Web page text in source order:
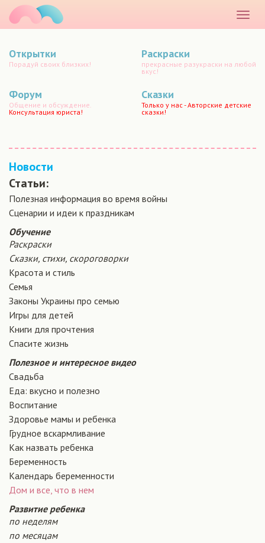
меню
Открытки
Порадуй своих близких!
Раскраски
прекрасные разукраски на любой
вкус!
Форум
Общение и обсуждение.
Консультация юриста!
Сказки
Только у нас - Авторские детские
сказки!
Новости
Статьи:
Полезная информация во время войны
Сценарии и идеи к праздникам
Обучение
Раскраски
Сказки, стихи, скороговорки
Красота и стиль
Семья
Законы Украины про семью
Игры для детей
Книги для прочтения
Спасите жизнь
Полезное и интересное видео
Свадьба
Еда: вкусно и полезно
Воспитание
Здоровье мамы и ребенка
Грудное вскармливание
Как назвать ребенка
Беременность
Календарь беременности
Дом и все, что в нем
Развитие ребенка
по неделям
по месяцам